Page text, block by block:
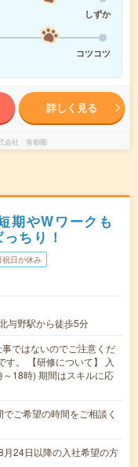
しずか
コツコツ
詳しく見る
会社 首都圏
期やWワークも
ちり！
祝日が休み
与野駅から徒歩5分
ではないのでご注意くだ
す。 【研修について】 入
18時) 期間はスキルに応
ご希望の時間をご相談く
24日以降の入社希望の方